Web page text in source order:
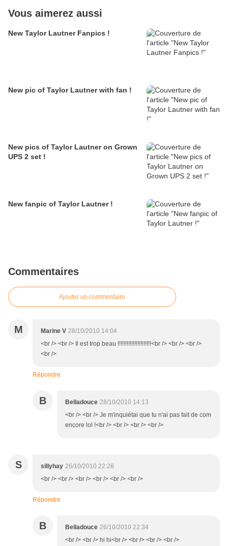
Vous aimerez aussi
New Taylor Lautner Fanpics !
New pic of Taylor Lautner with fan !
New pics of Taylor Lautner on Grown
UPS 2 set !
New fanpic of Taylor Lautner !
Commentaires
Ajouter un commentaire
M Marine V 28/10/2010 14:04
<br /> <br /> Il est trop beau !!!!!!!!!!!!!!!!!!!!!!<br /> <br /> <br />
<br />
Répondre
B Belladouce 28/10/2010 14:13
<br /> <br /> Je m'inquiétai que tu n'ai pas fait de com
encore lol !<br /> <br /> <br /> <br />
S sillyhay 26/10/2010 22:28
<br /> <br /> <br /> <br /> <br /> <br />
Répondre
B Belladouce 26/10/2010 22:34
<br /> <br /> hi hi<br /> <br /> <br /> <br />